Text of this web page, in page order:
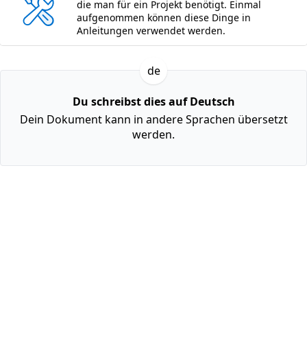
die man für ein Projekt benötigt. Einmal
aufgenommen können diese Dinge in
Anleitungen verwendet werden.
de
Du schreibst dies auf Deutsch
Dein Dokument kann in andere Sprachen übersetzt
werden.